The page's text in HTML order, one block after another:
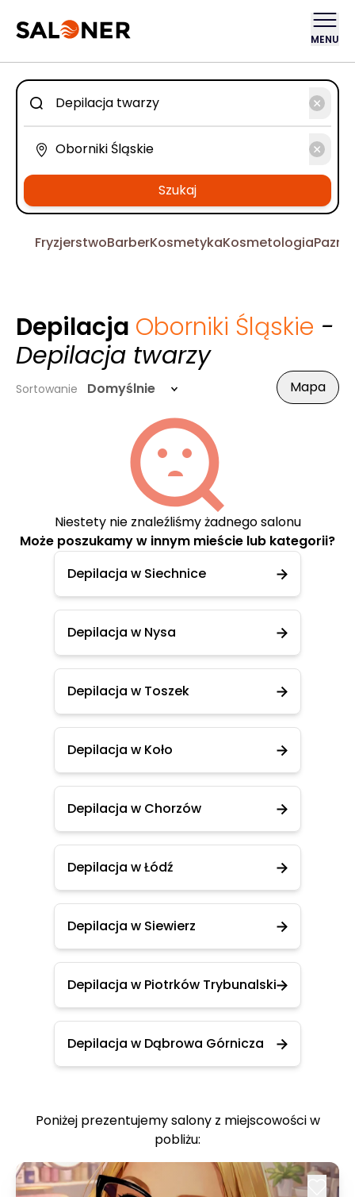
MENU
Szukaj
FryzjerstwoBarberKosmetykaKosmetologia
Depilacja Oborniki Śląskie -
Depilacja twarzy
Sortowanie Domyślnie Mapa
Niestety nie znaleźliśmy żadnego salonu
Może poszukamy w innym mieście lub kategorii?
Depilacja w Siechnice
Depilacja w Nysa
Depilacja w Toszek
Depilacja w Koło
Depilacja w Chorzów
Depilacja w Łódź
Depilacja w Siewierz
Depilacja w Piotrków Trybunalski
Depilacja w Dąbrowa Górnicza
Poniżej prezentujemy salony z miejscowości w
pobliżu: